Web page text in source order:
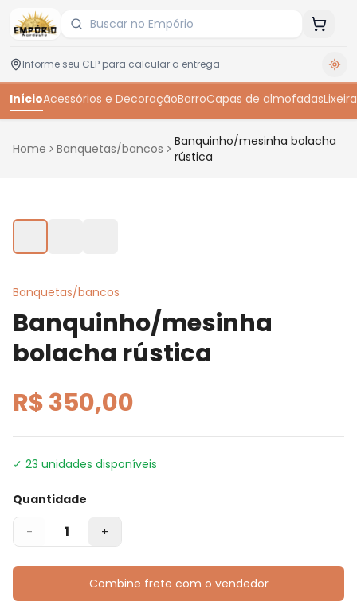
InícioAcessórios e DecoraçãoBarroCapas de almofadasLixeira
Home Banquetas/bancos
Banquinho/mesinha bolacha
rústica
Banquetas/bancos
Banquinho/mesinha
bolacha rústica
R$ 350,00
✓ 23 unidades disponíveis
Quantidade
- 1 +
Combine frete com o vendedor